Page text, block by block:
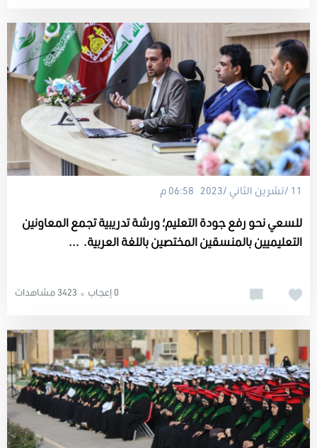
11 /تشرين الثاني /2023 06:58 م
للسعي نحو رفع جودة التعليم؛ ورشة تدريبية تجمع المعاونين
التعليميين بالمنسقين المختصين باللغة العربية. ...
3423 مشاهدات 0 إعجاب